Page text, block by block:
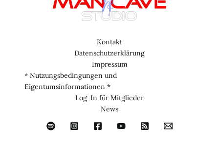
Kontakt
Datenschutzerklärung
Impressum
* Nutzungsbedingungen und
Eigentumsinformationen *
Log-In für Mitglieder
News